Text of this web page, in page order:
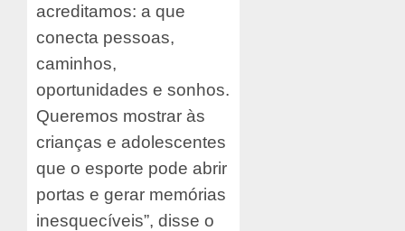
acreditamos: a que
conecta pessoas,
caminhos,
oportunidades e sonhos.
Queremos mostrar às
crianças e adolescentes
que o esporte pode abrir
portas e gerar memórias
inesquecíveis”, disse o